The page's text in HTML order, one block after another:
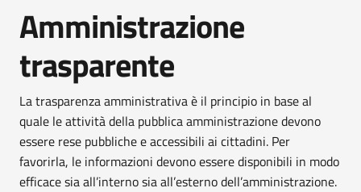
Amministrazione
trasparente
La trasparenza amministrativa è il principio in base al
quale le attività della pubblica amministrazione devono
essere rese pubbliche e accessibili ai cittadini. Per
favorirla, le informazioni devono essere disponibili in modo
efficace sia all’interno sia all’esterno dell’amministrazione.